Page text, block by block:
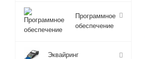
Программное
обеспечение
Эквайринг